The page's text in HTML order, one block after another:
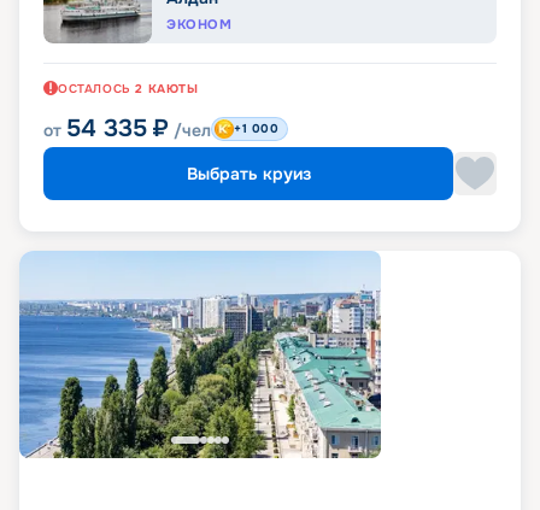
ЭКОНОМ
ОСТАЛОСЬ 2 КАЮТЫ
от 54 335 ₽ /чел +1 000
Выбрать круиз